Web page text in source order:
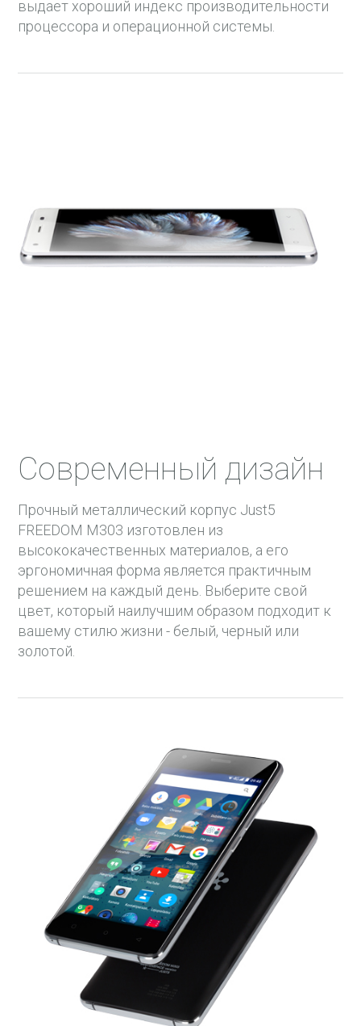
выдает хороший индекс производительности
процессора и операционной системы.
Современный дизайн
Прочный металлический корпус Just5
FREEDOM M303 изготовлен из
высококачественных материалов, а его
эргономичная форма является практичным
решением на каждый день. Выберите свой
цвет, который наилучшим образом подходит к
вашему стилю жизни - белый, черный или
золотой.